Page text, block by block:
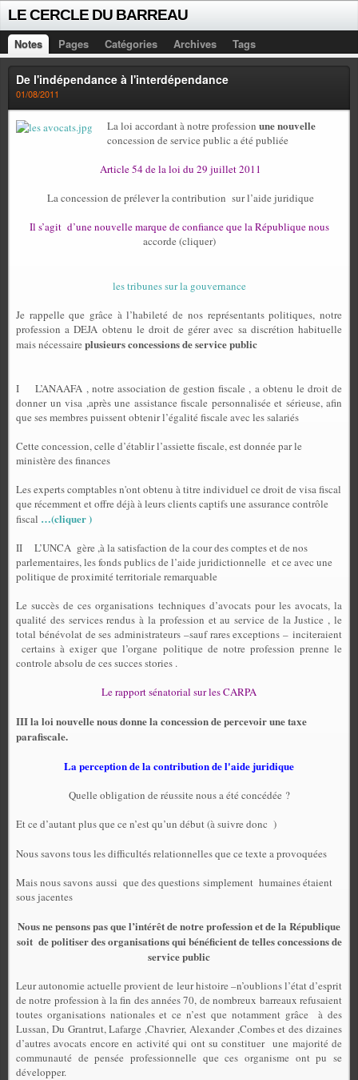
LE CERCLE DU BARREAU
Notes Pages Catégories Archives Tags
De l'indépendance à l'interdépendance
01/08/2011
La loi accordant à notre professionune nouvelle
concession de service public a été publiée
Article 54 de la loi du 29 juillet 2011
La concession de prélever la contribution sur l’aide juridique
Il s’agit d’une nouvelle marque de confiance que la République nous
accorde (cliquer)
les tribunes sur la gouvernance
Je rappelle que grâce à l’habileté de nos représentants politiques, notre
profession a DEJA obtenu le droit de gérer avec sa discrétion habituelle
mais nécessaire plusieurs concessions de service public
I
L’ANAAFA , notre association de gestion fiscale , a obtenu le droit de
donner un visa ,après une assistance fiscale personnalisée et sérieuse, afin
que ses membres puissent obtenir l’égalité fiscale avec les salariés
Cette concession, celle d’établir l’assiette fiscale, est donnée par le
ministère des finances
Les experts comptables n'ont obtenu à titre individuel ce droit de visa fiscal
que récemment et offre déjà à leurs clients captifs une assurance contrôle
fiscal …(cliquer )
II L’UNCA gère ,à la satisfaction de la cour des comptes et de nos
parlementaires, les fonds publics de l’aide juridictionnelle et ce avec une
politique de proximité territoriale remarquable
Le succès de ces organisations techniques d’avocats pour les avocats, la
qualité des services rendus à la profession et au service de la Justice , le
total bénévolat de ses administrateurs –sauf rares exceptions – inciteraient
certains à exiger que l’organe politique de notre profession prenne le
controle absolu de ces succes stories .
Le rapport sénatorial sur les CARPA
III la loi nouvelle nous donne la concession de percevoir une taxe
parafiscale.
La perception de la contribution de l'aide juridique
Quelle obligation de réussite nous a été concédée ?
Et ce d’autant plus que ce n’est qu’un début (à suivre donc )
Nous savons tous les difficultés relationnelles que ce texte a provoquées
Mais nous savons aussi que des questions simplement humaines étaient
sous jacentes
Nous ne pensons pas que l’intérêt de notre profession et de la République
soit de politiser des organisations qui bénéficient de telles concessions de
service public
Leur autonomie actuelle provient de leur histoire –n’oublions l’état d’esprit
de notre profession à la fin des années 70, de nombreux barreaux refusaient
toutes organisations nationales et ce n’est que notamment grâce
à des
Lussan, Du Grantrut, Lafarge ,Chavrier, Alexander ,Combes et des dizaines
d’autres avocats encore en activité qui ont su constituer une majorité de
communauté de pensée professionnelle que ces organisme ont pu se
développer.